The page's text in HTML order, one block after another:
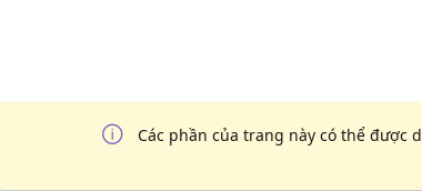
Các phần của trang này có thể được